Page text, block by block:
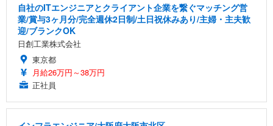
自社のITエンジニアとクライアント企業を繋ぐマッチング営
業/賞与3ヶ月分/完全週休2日制/土日祝休みあり/主婦・主夫歓
迎/ブランクOK
日創工業株式会社
東京都
月給26万円～38万円
正社員